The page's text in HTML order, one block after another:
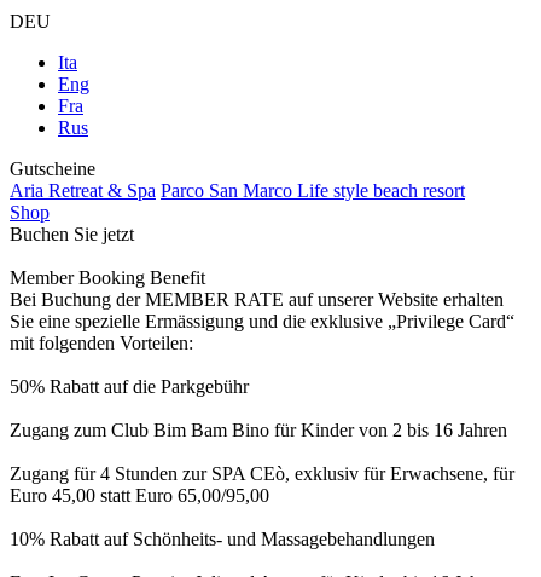
DEU
Ita
Eng
Fra
Rus
Gutscheine
Aria Retreat & Spa Parco San Marco Life style beach resort
Shop
Buchen Sie jetzt
Member Booking Benefit
Bei Buchung der MEMBER RATE auf unserer Website erhalten
Sie eine spezielle Ermässigung und die exklusive „Privilege Card“
mit folgenden Vorteilen:
50% Rabatt auf die Parkgebühr
Zugang zum Club Bim Bam Bino für Kinder von 2 bis 16 Jahren
Zugang für 4 Stunden zur SPA CEò, exklusiv für Erwachsene, für
Euro 45,00 statt Euro 65,00/95,00
10% Rabatt auf Schönheits- und Massagebehandlungen